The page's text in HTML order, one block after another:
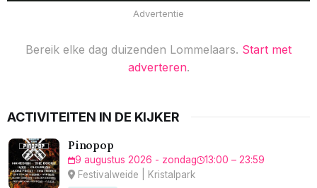
Advertentie
Bereik elke dag duizenden Lommelaars. Start met
adverteren.
ACTIVITEITEN IN DE KIJKER
Pinopop
9 augustus 2026 - zondag
13:00 – 23:59
Festivalweide | Kristalpark